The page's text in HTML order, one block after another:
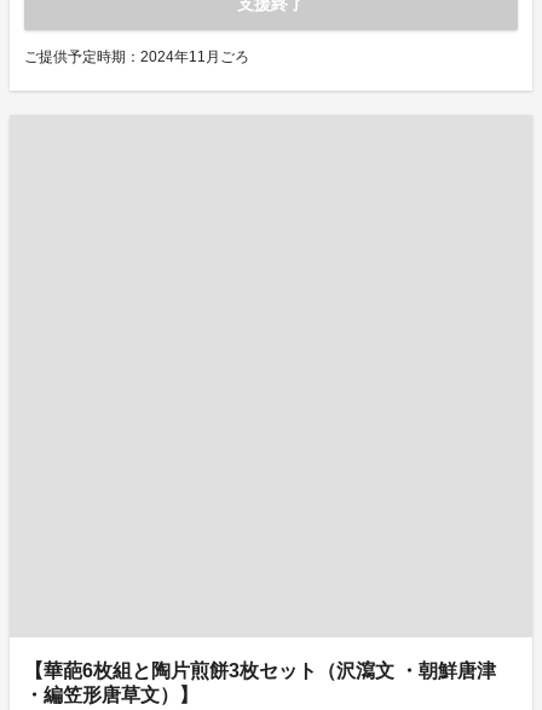
ご提供予定時期：2024年11月ごろ
【華葩6枚組と陶片煎餅3枚セット（沢瀉文 ・朝鮮唐津
・編笠形唐草文）】